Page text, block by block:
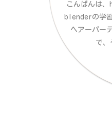
こんばんは
blenderの学
ヘアーパー
で、